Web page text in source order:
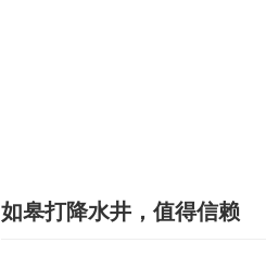
如皋打降水井，值得信赖